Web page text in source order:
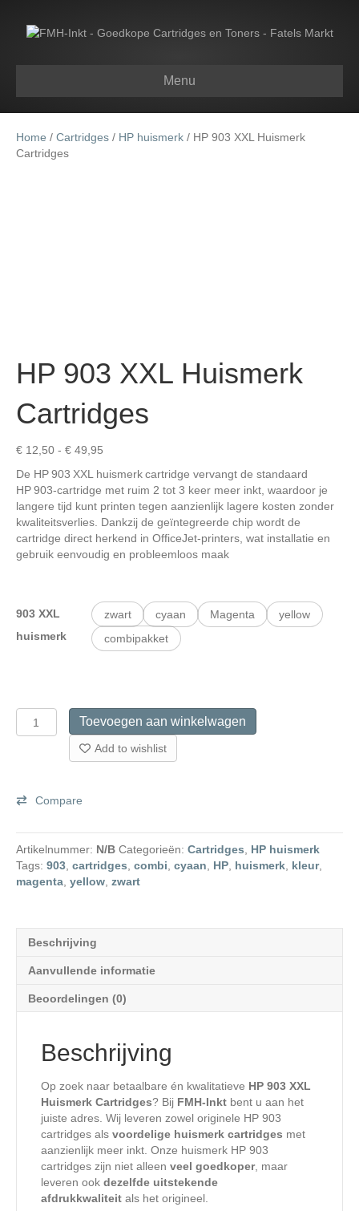
Menu
Home / Cartridges / HP huismerk / HP 903 XXL Huismerk
Cartridges
HP 903 XXL Huismerk
Cartridges
€ 12,50 - € 49,95
tot
€ 49,95
De HP 903 XXL huismerk cartridge vervangt de standaard
HP 903-cartridge met ruim 2 tot 3 keer meer inkt, waardoor je
langere tijd kunt printen tegen aanzienlijk lagere kosten zonder
kwaliteitsverlies. Dankzij de geïntegreerde chip wordt de
cartridge direct herkend in OfficeJet-printers, wat installatie en
gebruik eenvoudig en probleemloos maak
903 XXL
huismerk
zwart cyaan Magenta
yellow
combipakket
903
aantal
Toevoegen aan winkelwagen
Add to wishlist
Compare
Artikelnummer: N/B Categorieën: Cartridges, HP huismerk
Tags: 903, cartridges, combi, cyaan, HP, huismerk, kleur,
magenta, yellow, zwart
Beschrijving
Aanvullende informatie
Beoordelingen (0)
Beschrijving
Op zoek naar betaalbare én kwalitatieve HP 903 XXL
Huismerk Cartridges? Bij FMH-Inkt bent u aan het
juiste adres. Wij leveren zowel originele HP 903
cartridges als voordelige huismerk cartridges met
aanzienlijk meer inkt. Onze huismerk HP 903
cartridges zijn niet alleen veel goedkoper, maar
leveren ook dezelfde uitstekende
afdrukkwaliteit als het origineel.